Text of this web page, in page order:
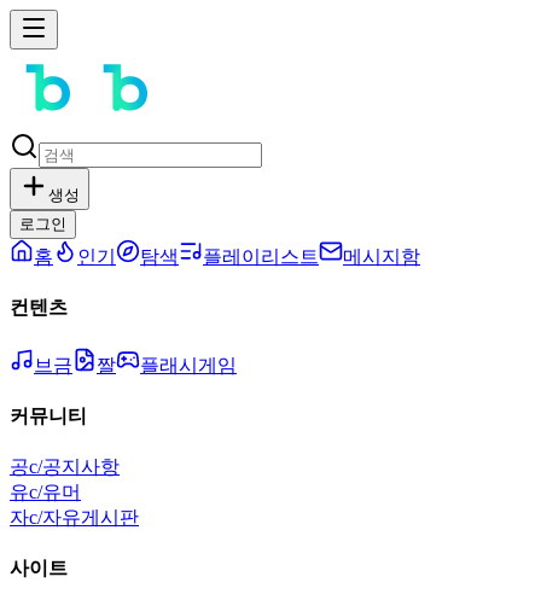
생성
로그인
홈 인기 탐색 플레이리스트 메시지함
컨텐츠
브금 짤 플래시게임
커뮤니티
공c/공지사항
유c/유머
자c/자유게시판
사이트